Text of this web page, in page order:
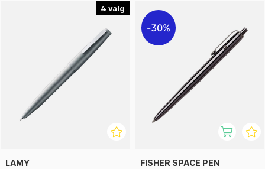
4
LAMY
30%
FISHER SPACE PEN